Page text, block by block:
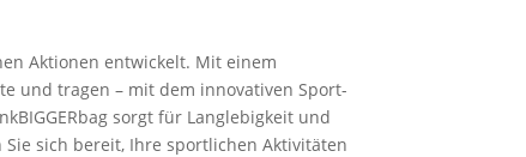
Aktionen entwickelt. Mit einem
und tragen – mit dem innovativen Sport-
sorgt für Langlebigkeit und
sich bereit, Ihre sportlichen Aktivitäten